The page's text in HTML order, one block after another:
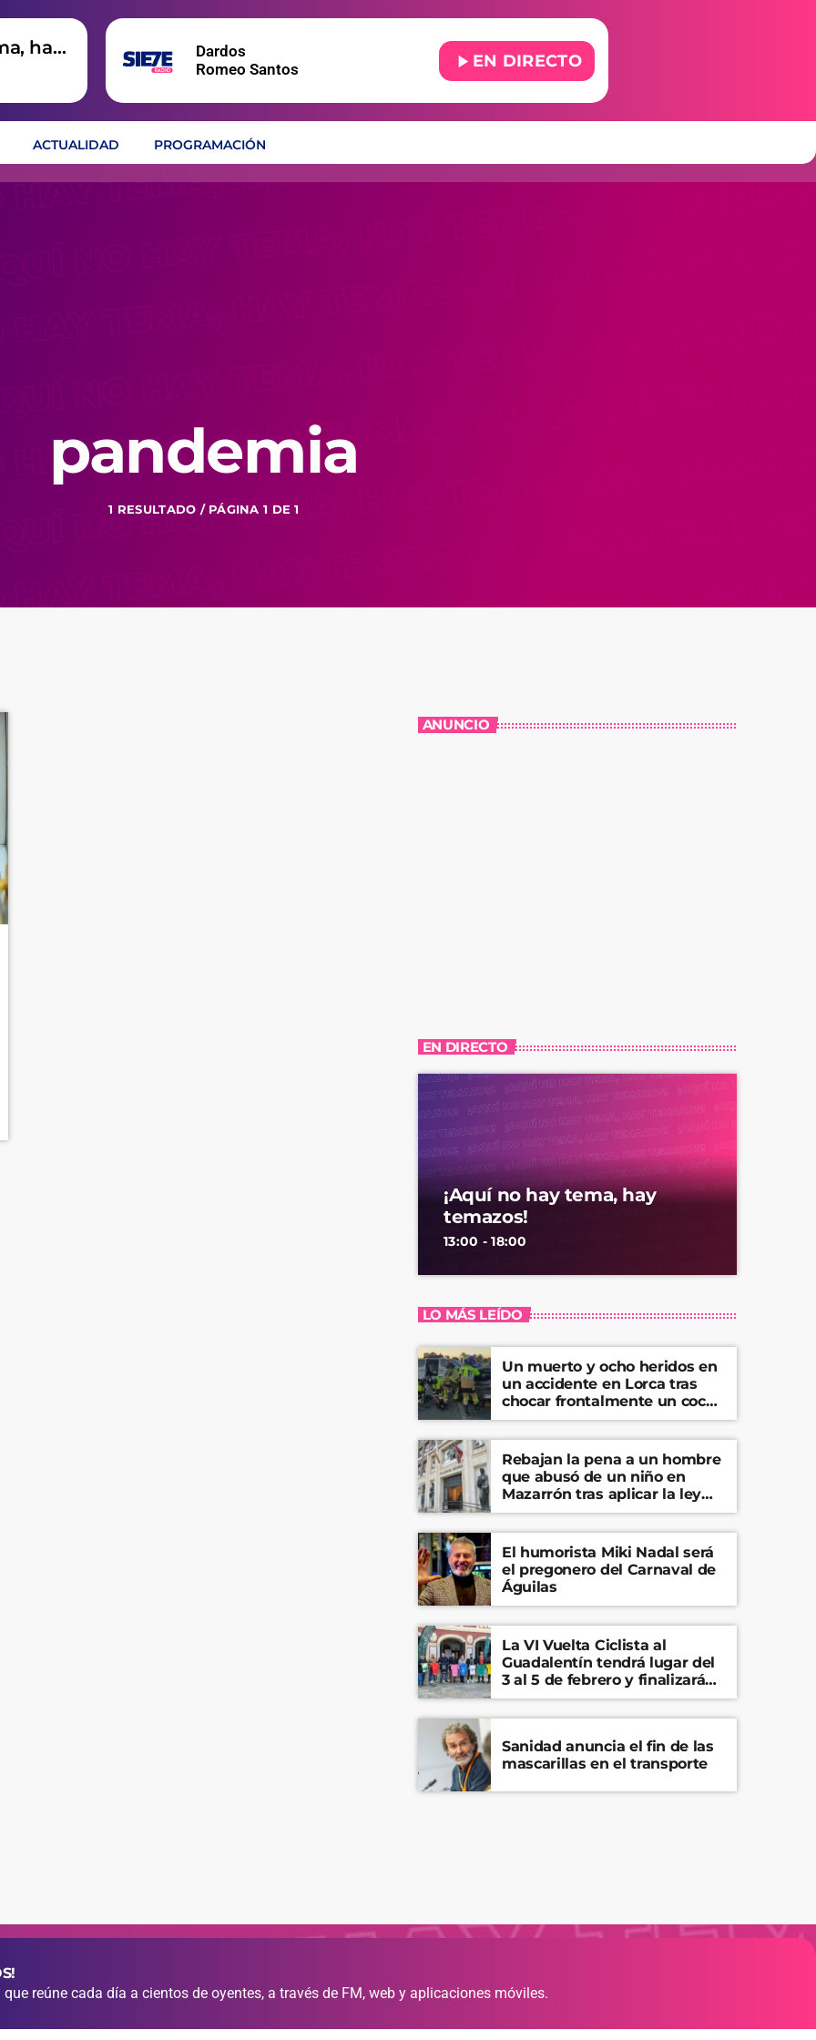
hay
Dardos
Romeo Santos
play_arrow EN DIRECTO
ACTUALIDAD PROGRAMACIÓN
pandemia
1 RESULTADO / PÁGINA 1 DE 1
ANUNCIO
EN DIRECTO
¡Aquí no hay tema, hay
temazos!
13:00 - 18:00
LO MÁS LEÍDO
Un muerto y ocho heridos en
un accidente en Lorca tras
chocar frontalmente un coche
y una furgoneta
Rebajan la pena a un hombre
que abusó de un niño en
Mazarrón tras aplicar la ley
del ‘solo sí es sí’
El humorista Miki Nadal será
el pregonero del Carnaval de
Águilas
La VI Vuelta Ciclista al
Guadalentín tendrá lugar del
3 al 5 de febrero y finalizará
en el Castillo de Lorca
Sanidad anuncia el fin de las
mascarillas en el transporte
reúne cada día a cientos de oyentes, a través de FM, web y aplicaciones móviles.